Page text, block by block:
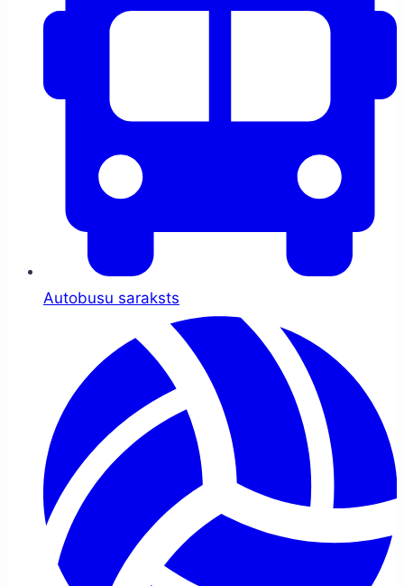
Autobusu saraksts